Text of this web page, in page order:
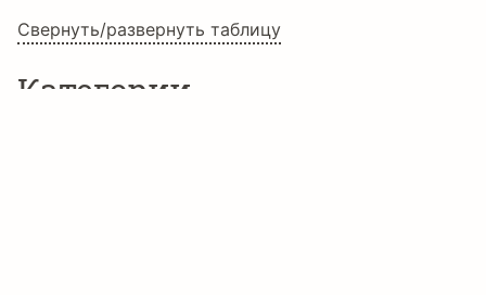
Свернуть/развернуть таблицу
Категории